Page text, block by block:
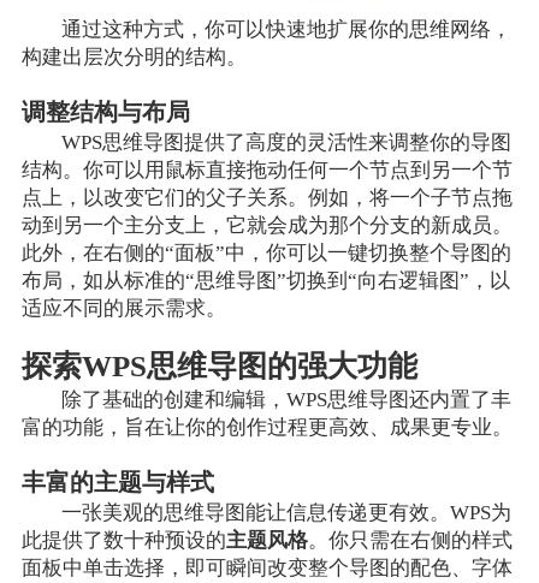
通过这种方式，你可以快速地扩展你的思维网络，
构建出层次分明的结构。
调整结构与布局
WPS思维导图提供了高度的灵活性来调整你的导图
结构。你可以用鼠标直接拖动任何一个节点到另一个节
点上，以改变它们的父子关系。例如，将一个子节点拖
动到另一个主分支上，它就会成为那个分支的新成员。
此外，在右侧的“面板”中，你可以一键切换整个导图的
布局，如从标准的“思维导图”切换到“向右逻辑图”，以
适应不同的展示需求。
探索WPS思维导图的强大功能
除了基础的创建和编辑，WPS思维导图还内置了丰
富的功能，旨在让你的创作过程更高效、成果更专业。
丰富的主题与样式
一张美观的思维导图能让信息传递更有效。WPS为
此提供了数十种预设的主题风格。你只需在右侧的样式
面板中单击选择，即可瞬间改变整个导图的配色、字体